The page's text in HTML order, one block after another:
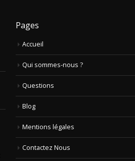
Pages
Accueil
Qui sommes-nous ?
Questions
Blog
Mentions légales
Contactez Nous